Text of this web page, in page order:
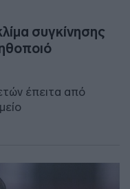
συγκίνησης
έπειτα από